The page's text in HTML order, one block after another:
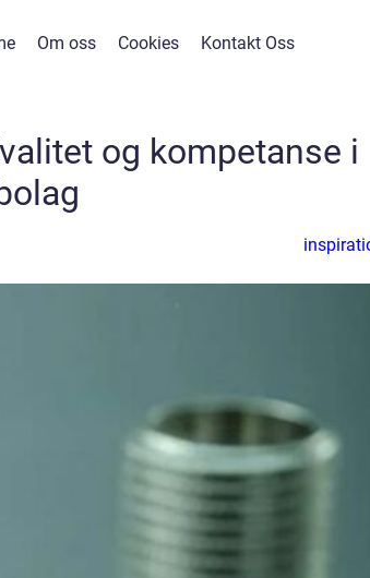
Om oss Cookies Kontakt Oss
og kompetanse i